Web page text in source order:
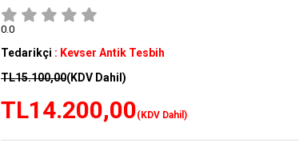
0.0
Tedarikçi : Kevser Antik Tesbih
TL15.100,00(KDV Dahil)
TL14.200,00(KDV Dahil)